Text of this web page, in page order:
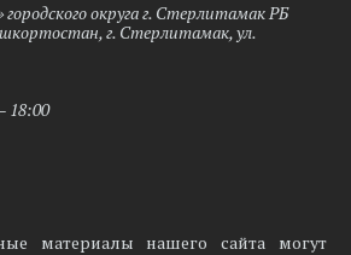
округа г. Стерлитамак РБ
г. Стерлитамак, ул.
18:00
материалы нашего сайта могут